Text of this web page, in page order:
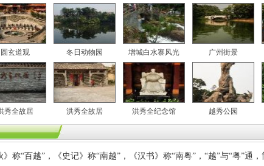
圆玄道观 冬日动物园 增城白水寨风光 广州街景
秀全故居 洪秀全故居 洪秀全纪念馆 越秀公园
“百越”，《史记》称“南越”，《汉书》称“南粤”，“越”与“粤”通